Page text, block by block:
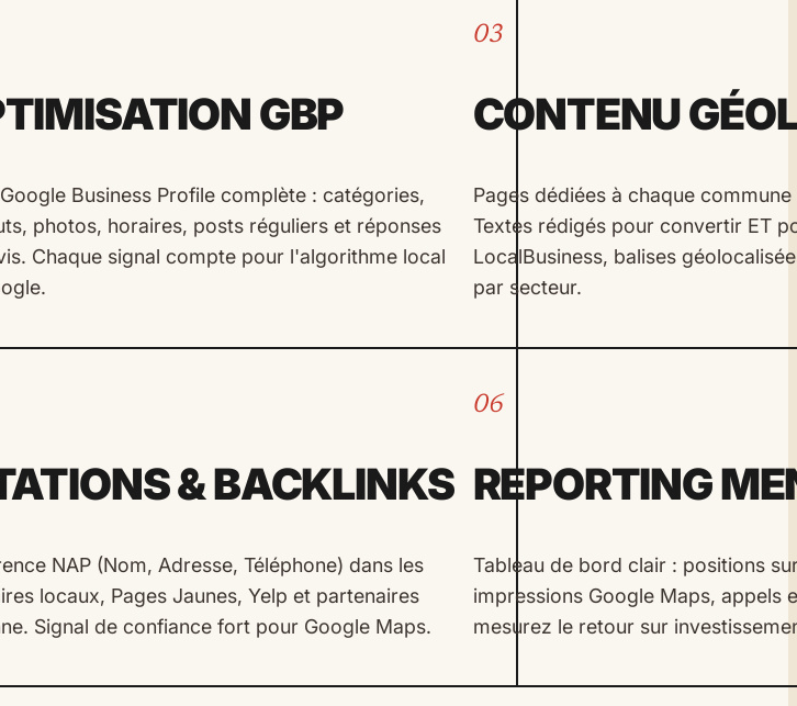
GBP
Business Profile complète : catégories,
photos, horaires, posts réguliers et réponses
Chaque signal compte pour l'algorithme local
03
CONTENU
Pages dédiées à chaque
Textes rédigés pour convertir ET
LocalBusiness, balises
par secteur.
& BACKLINKS
NAP (Nom, Adresse, Téléphone) dans les
locaux, Pages Jaunes, Yelp et partenaires
Signal de confiance fort pour Google Maps.
06
REPORTING
Tableau de bord clair : positions
impressions Google Maps, appels
mesurez le retour sur